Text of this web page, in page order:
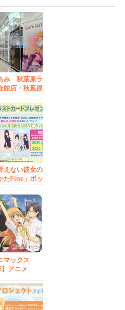
み 秋葉原ラ
館店・秋葉原
えない彼女の
たFine」ポッ
みあみ秋葉原
会館店＆オン
ショップにて
マックス
アニメ
マニアックス
ルコラボ！